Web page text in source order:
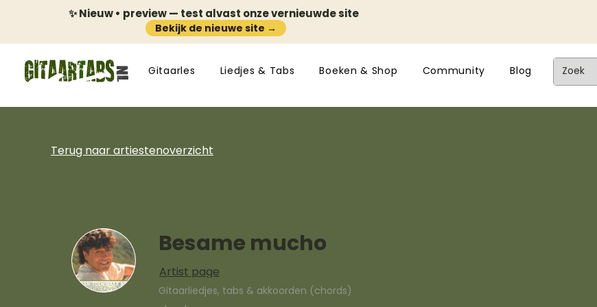
✨ Nieuw • preview — test alvast onze vernieuwde site
Bekijk de nieuwe site →
Gitaarles Liedjes & Tabs Boeken & Shop Community Blog
Terug naar artiestenoverzicht
Besame mucho
Artist page
Gitaarliedjes, tabs & akkoorden (chords)